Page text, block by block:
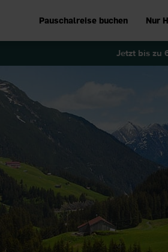
Pauschalreise buchen Nur
Jetzt bis zu